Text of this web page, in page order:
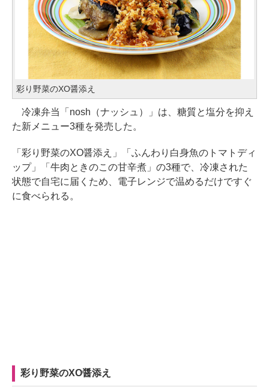
彩り野菜のXO醤添え
冷凍弁当「nosh（ナッシュ）」は、糖質と塩分を抑え
た新メニュー3種を発売した。
「彩り野菜のXO醤添え」「ふんわり白身魚のトマトディ
ップ」「牛肉ときのこの甘辛煮」の3種で、冷凍された
状態で自宅に届くため、電子レンジで温めるだけですぐ
に食べられる。
彩り野菜のXO醤添え